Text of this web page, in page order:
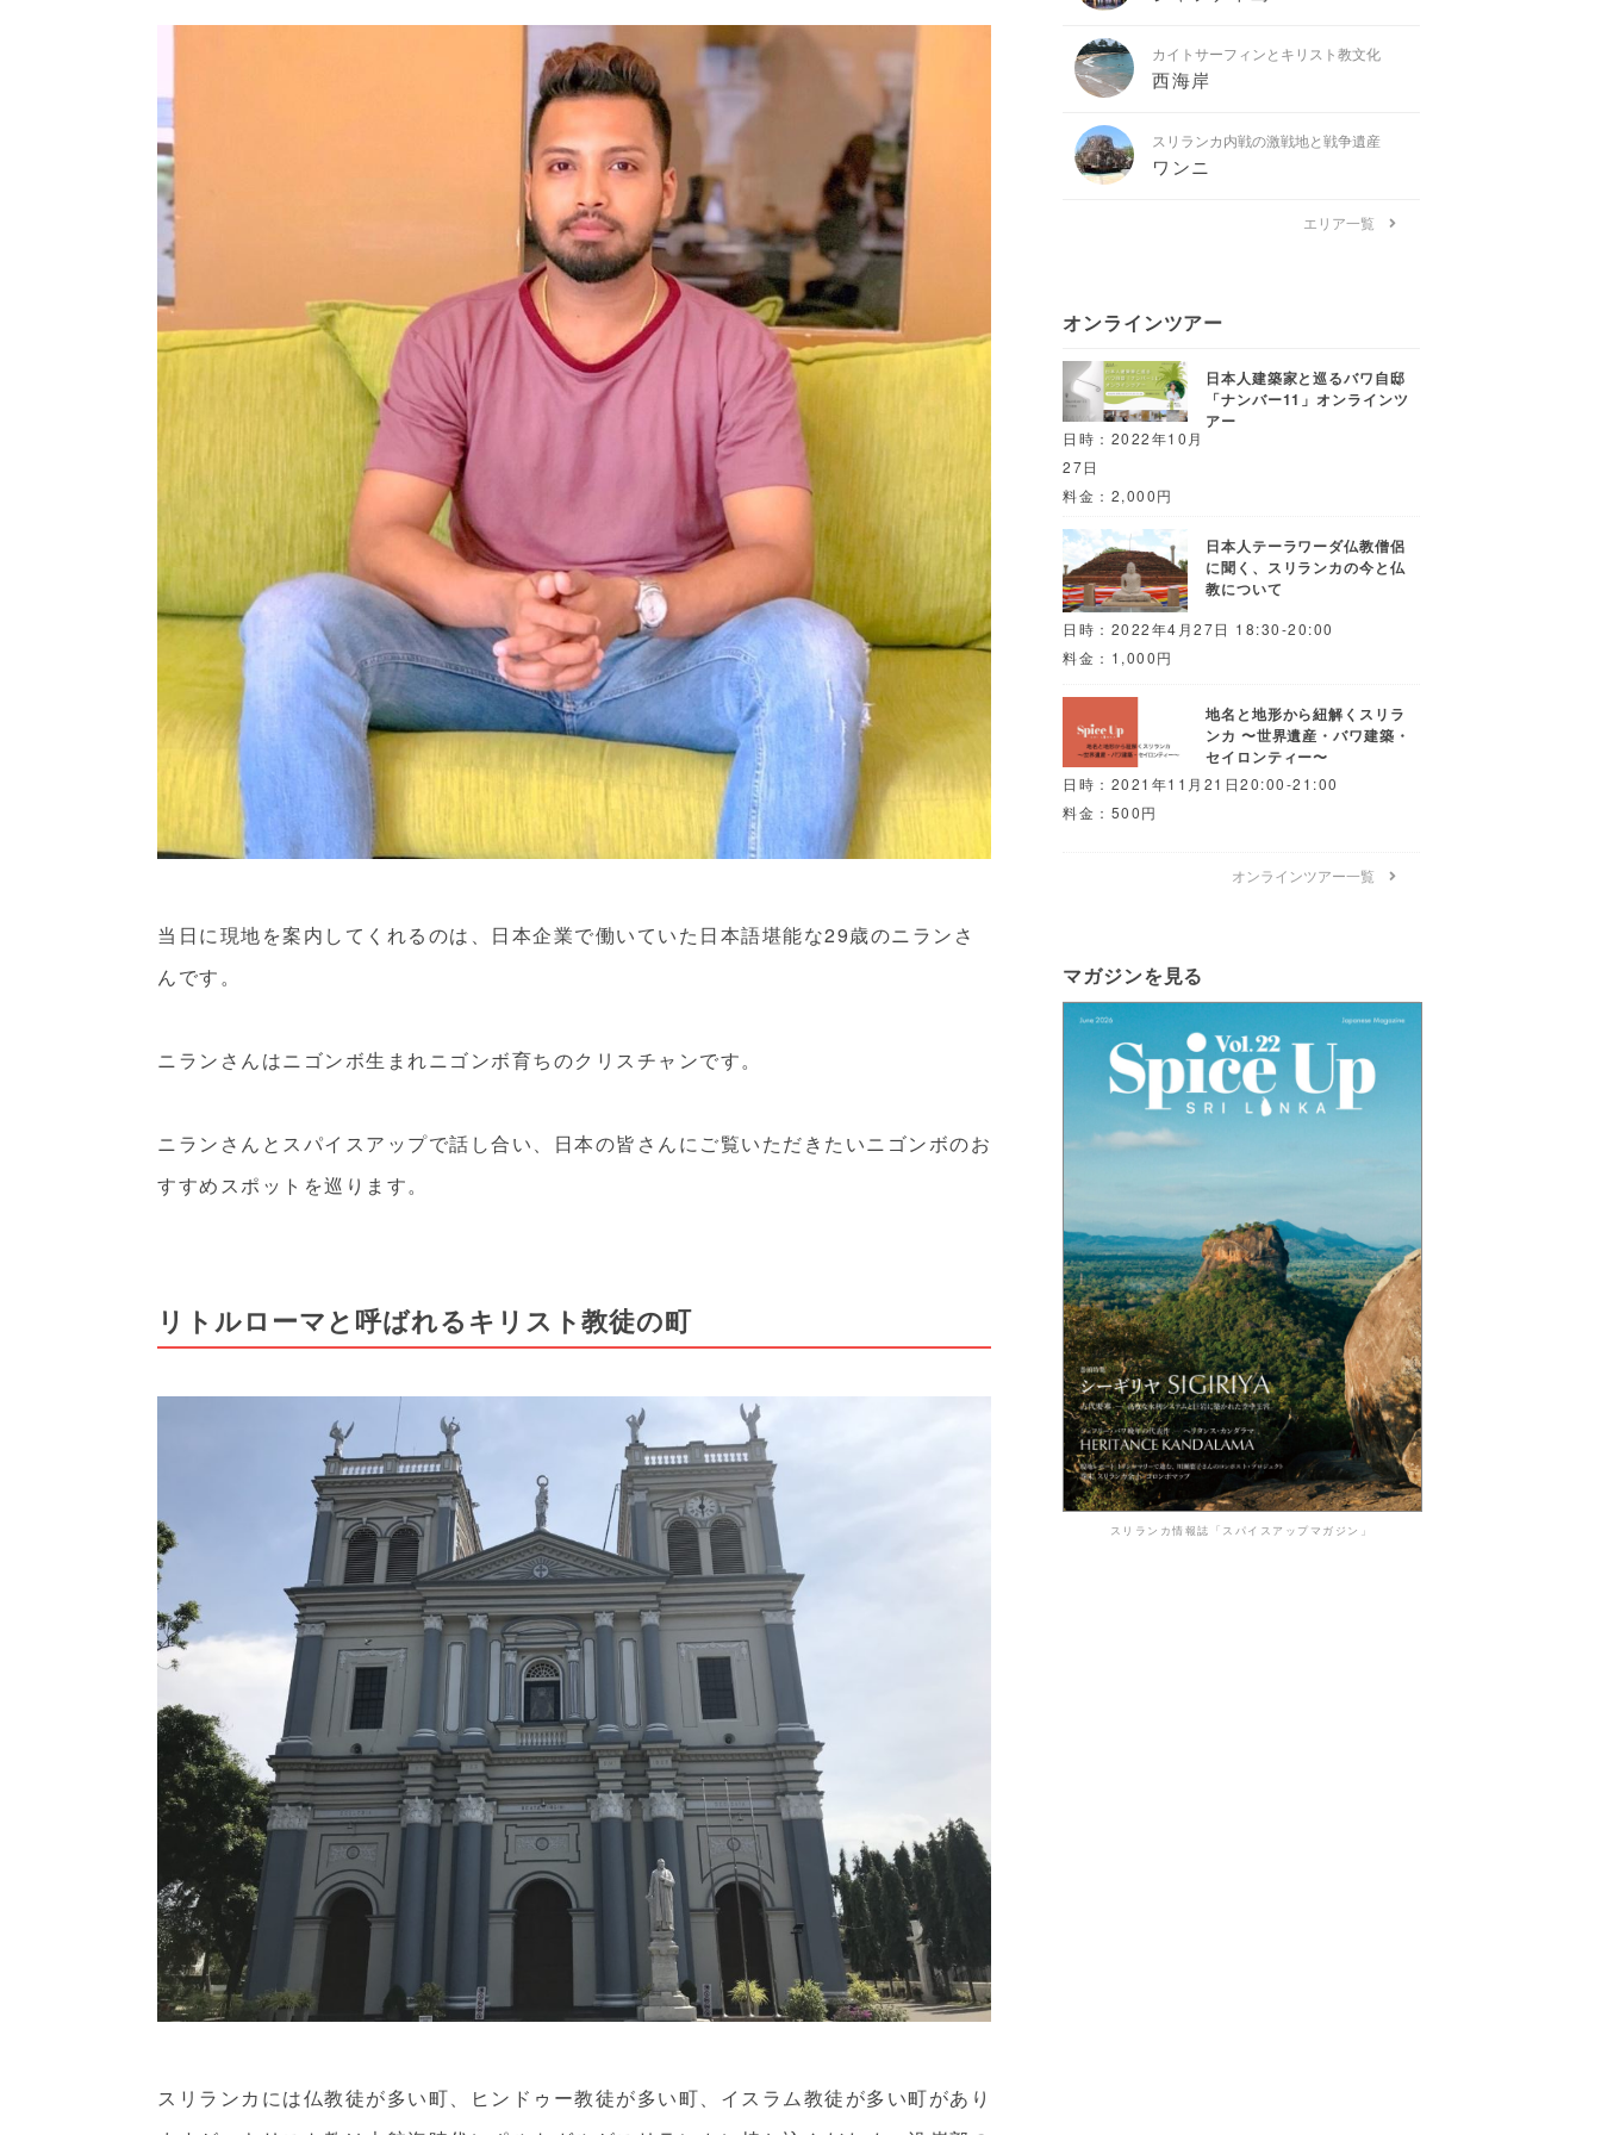
当日に現地を案内してくれるのは、日本企業で働いていた日本語堪能な29歳のニランさ
んです。
ニランさんはニゴンボ生まれニゴンボ育ちのクリスチャンです。
ニランさんとスパイスアップで話し合い、日本の皆さんにご覧いただきたいニゴンボのお
すすめスポットを巡ります。
リトルローマと呼ばれるキリスト教徒の町
スリランカには仏教徒が多い町、ヒンドゥー教徒が多い町、イスラム教徒が多い町があり
カイトサーフィンとキリスト教文化
西海岸
スリランカ内戦の激戦地と戦争遺産
ワンニ
エリア一覧
オンラインツアー
日本人建築家と巡るバワ自邸
「ナンバー11」オンラインツ
アー
日時：2022年10月
27日
料金：2,000円
日本人テーラワーダ仏教僧侶
に聞く、スリランカの今と仏
教について
日時：2022年4月27日 18:30-20:00
料金：1,000円
地名と地形から紐解くスリラ
ンカ 〜世界遺産・バワ建築・
セイロンティー〜
日時：2021年11月21日20:00-21:00
料金：500円
オンラインツアー一覧
マガジンを見る
スリランカ情報誌「スパイスアップマガジン」